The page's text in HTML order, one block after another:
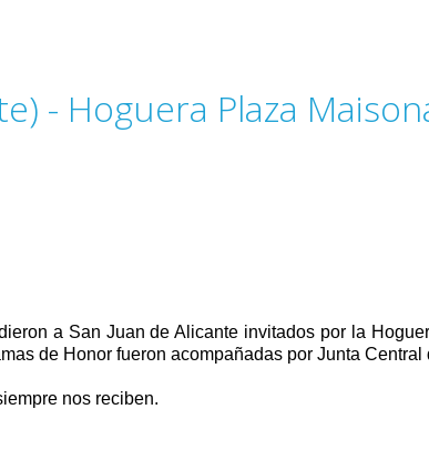
- Hoguera Plaza
a San Juan de Alicante invitados por la
de Honor fueron acompañadas por Junta Central
nos reciben.